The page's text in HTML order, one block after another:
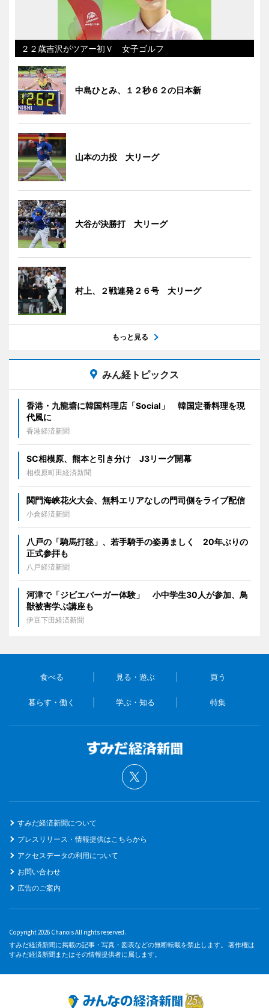
２２歳吉沢がツアー初Ｖ 女子ゴルフ
中島ひとみ、１２秒６２の日本新
山本の力投 大リーグ
大谷が決勝打 大リーグ
村上、２戦連発２６号 大リーグ
もっと見る
みん経トピックス
香港・九龍塘に韓国料理店「Social」 韓国定番料理を現
代風に
香港経済新聞
SC相模原、熊本と引き分け J3リーグ開幕
相模原町田経済新聞
関門海峡花火大会、無料エリアなしの門司側をライブ配信
小倉経済新聞
八戸の「騎馬打毬」、若手騎手の姿勇ましく 20年ぶりの
正式参拝も
八戸経済新聞
河津で「ジビエバーガー体験」 小中学生30人が参加、鳥
獣被害学ぶ講座も
伊豆下田経済新聞
食べる 見る・遊ぶ 買う
暮らす・働く 学ぶ・知る 特集
すみだ経済新聞について
プレスリリース・情報提供はこちらから
アクセスデータの利用について
お問い合わせ
広告のご案内
Copyright 2026 Chanois All rights reserved.
すみだ経済新聞に掲載の記事・写真・図表などの無断転載を禁止します。 著作権は
すみだ経済新聞またはその情報提供者に属します。